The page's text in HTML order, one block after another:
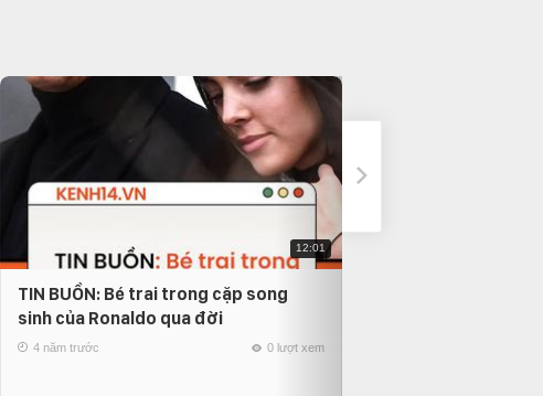
12:01
TIN BUỒN: Bé trai trong cặp song
sinh của Ronaldo qua đời
4 năm trước 0 lượt xem